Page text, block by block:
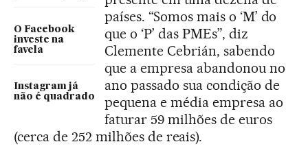
O Facebook
investe na
favela
Instagram já
não é quadrado
países. “Somos mais o ‘M’ do
que o ‘P’ das PMEs”, diz
Clemente Cebrián, sabendo
que a empresa abandonou no
ano passado sua condição de
pequena e média empresa ao
faturar 59 milhões de euros
(cerca de 252 milhões de reais).